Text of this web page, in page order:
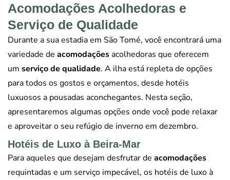
Acomodações Acolhedoras e
Serviço de Qualidade
Durante a sua estadia em São Tomé, você encontrará uma
variedade de acomodaçõesacolhedoras que oferecem
um serviço de qualidade. A ilha está repleta de opções
para todos os gostos e orçamentos, desde hotéis
luxuosos a pousadas aconchegantes. Nesta seção,
apresentaremos algumas opções onde você pode relaxar
e aproveitar o seu refúgio de inverno em dezembro.
Hotéis de Luxo à Beira-Mar
Para aqueles que desejam desfrutar de acomodações
requintadas e um serviço impecável, os hotéis de luxo à